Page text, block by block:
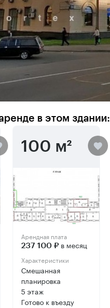
в этом здании:
100 м²
Арендная плата
237 100 ₽в месяц
Характеристики
Смешанная
планировка
5 этаж
Готово к въезду